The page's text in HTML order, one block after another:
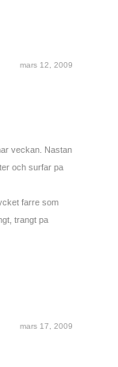
mars 12, 2009
veckan. Nastan
och surfar pa
farre som
trangt pa
mars 17, 2009